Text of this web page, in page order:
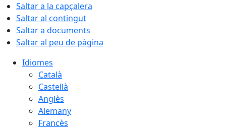
Saltar a la capçalera
Saltar al contingut
Saltar a documents
Saltar al peu de pàgina
Idiomes
Català
Castellà
Anglès
Alemany
Francès